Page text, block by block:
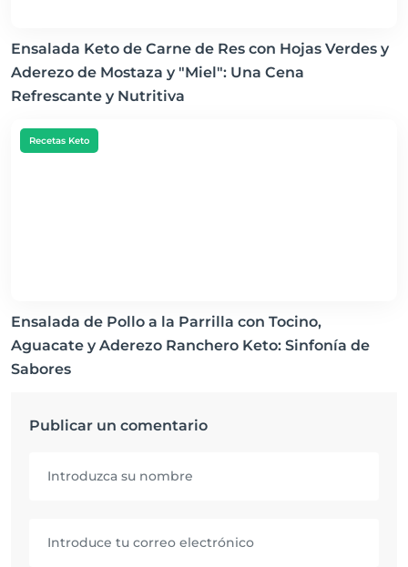
Ensalada Keto de Carne de Res con Hojas Verdes y
Aderezo de Mostaza y "Miel": Una Cena
Refrescante y Nutritiva
Recetas Keto
Ensalada de Pollo a la Parrilla con Tocino,
Aguacate y Aderezo Ranchero Keto: Sinfonía de
Sabores
Publicar un comentario